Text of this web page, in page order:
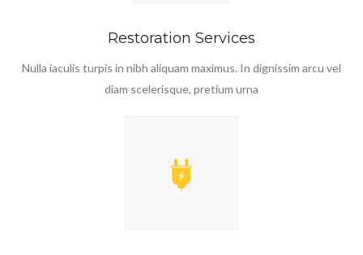
Restoration Services
Nulla iaculis turpis in nibh aliquam maximus. In dignissim arcu vel
diam scelerisque, pretium urna